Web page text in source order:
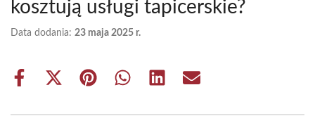
kosztują usługi tapicerskie?
Data dodania: 23 maja 2025 r.
Share
Share
(Twitter)
Share Share Share Share